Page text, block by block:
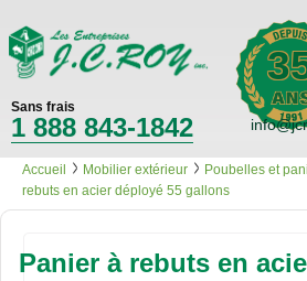
Sans frais
1 888 843-1842
Accueil Mobilier extérieur Poubelles et
rebuts en acier déployé 55 gallons
Panier à rebuts en